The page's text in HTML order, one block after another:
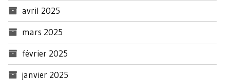
avril 2025
mars 2025
février 2025
janvier 2025